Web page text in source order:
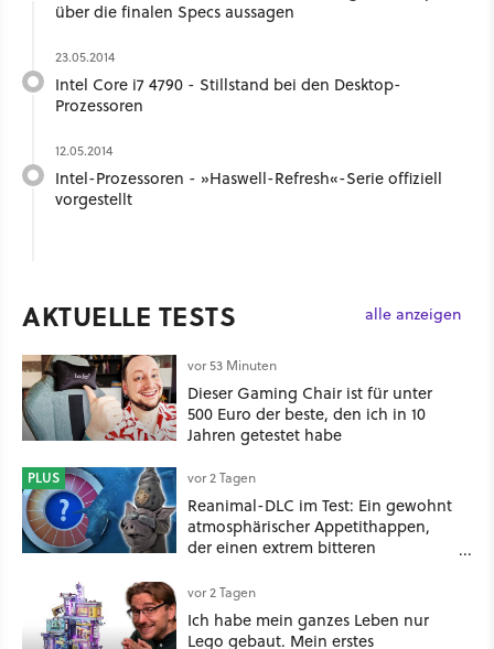
über die finalen Specs aussagen
23.05.2014
Intel Core i7 4790 - Stillstand bei den Desktop-
Prozessoren
12.05.2014
Intel-Prozessoren - »Haswell-Refresh«-Serie offiziell
vorgestellt
AKTUELLE TESTS alle anzeigen
vor 53 Minuten
Dieser Gaming Chair ist für unter
500 Euro der beste, den ich in 10
Jahren getestet habe
PLUS vor 2 Tagen
Reanimal-DLC im Test: Ein gewohnt
atmosphärischer Appetithappen,
der einen extrem bitteren
vor 2 Tagen
Ich habe mein ganzes Leben nur
Lego gebaut. Mein erstes